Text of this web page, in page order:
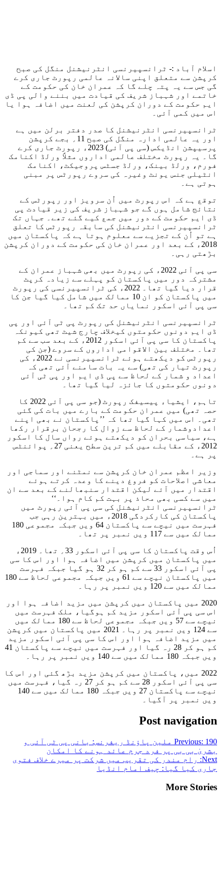
اسلام آباد :- ٹرانسپیرنسی انٹرنیشنل منگل کی صبح
کرپشن سے متعلق اپنی سالانہ عالمی رپورٹ جاری کرے
گی جس سے یہ پتہ چلے گا کہ عمران خان کی حکومت کے
خاتمے اور شہباز شریف کی قیادت میں بننے والی پی ڈی
ایم حکومت کے دوران کرپشن کی لعنت میں اضافہ ہوا یا
اس میں کمی آئی۔
ٹرانسپیرنسی انٹرنیشنل کا صدر دفتر برلن میں ہے
اور یہ عالمی ادارہ منگل کی صبح 11؍ بجے کرپشن
پرسیپشن انڈیکس (سی پی آئی) 2023ء رپورٹ جاری کرے
گا۔ یہ رپورٹ مختلف عالمی اداروں مثلاً ورلڈ اکنامک
فورم، ورلڈ بینک، ورلڈ جسٹس پروجیکٹ، اکنامک
انٹیلی جنس یونٹ وغیرہ کی سروے رپورٹس پر مبنی
ہوتی ہے۔
توقع ہے کہ اس رپورٹ میں اُن سرویز اور رپورٹس کے
نتائج شامل ہوں گے جو شہباز شریف کی زیر قیادت پی
ڈی ایم حکومت کے دور میں جمع کیے گئے تھے۔ جہاں تک
ٹرانسپیرنسی انٹرنیشنل کی سابقہ رپورٹس کا تعلق
ہے تو اُن کے تجزیے سے معلوم ہوتا ہے کہ پاکستان میں
2018ء کے بعد اور عمران خان کی حکومت کے دوران کرپشن
بڑھتی رہی۔
سی پی آئی 2022ء کی رپورٹ میں بھی شہباز عمران کے
مشترکہ دور میں پاکستان کو پہلے سے زیادہ کرپٹ
قرار دیا گیا تھا۔ 2022ء کی ٹرانسپیرنسی کی رپورٹ
میں پاکستان کو ان 10 ممالک میں شامل کیا گیا جن کا
سی پی آئی اسکور نمایاں حد تک کم تھا۔
ٹرانسپیرنسی انٹرنیشنل کی رپورٹ پی ٹی آئی اور پی
ڈی ایم دونوں حکومتوں کیخلاف چارج شیٹ تھی کیونکہ
پاکستان کا سی پی آئی اسکور 2012ء کے بعد سب سے کم
تھا۔ مختلف بین الاقوامی اداروں کے سروے (جن کی
رپورٹس کو دیکھتے ہوئے ٹرانسپیرنسی نے 2022ء کی
رپورٹ تیار کی تھی) سے یہ بات سامنے آئی تھی کہ
اعداد و شمار کے لحاظ سے پی ڈی ایم اور پی ٹی آئی
دونوں حکومتوں کا جائزہ لیا گیا تھا۔
تاہم، ایشیاء پیسیفک رپورٹ (جو سی پی آئی 2022 کا
حصہ تھی) میں عمران حکومت کے بارے میں بات کی گئی
تھی۔ اس میں کہا گیا تھا کہ ’’پاکستان نے بھی اپنے
اعدادوشمار کے لحاظ سے زوال کا رجحان برقرار رکھا
ہے، سیاسی بحران کو دیکھتے ہوئے رواں سال کا اسکور
2012ء کے مقابلے میں کم ترین سطح یعنی 27؍ پوائنٹس
پر ہے۔
وزیر اعظم عمران خان کرپشن سے نمٹنے اور سماجی اور
معاشی اصلاحات کو فروغ دینے کا وعدہ کرتے ہوئے
اقتدار میں آئے لیکن اقتدار سنبھالنے کے بعد سے ان
میں سے کسی بھی محاذ پر بہت کم کام ہوا۔‘‘
ٹرانسپیرنسی انٹرنیشنل کی سی پی آئی رپورٹ میں
پاکستان کی کارکردگی 2018ء میں بہترین رہی جب
فہرست میں نیچے سے پاکستان 64 ویں جبکہ مجموعی 180
ممالک میں سے 117 ویں نمبر پر تھا۔
اُس وقت پاکستان کا سی پی آئی اسکور 33؍ تھا۔ 2019ء
میں پاکستان میں کرپشن میں اضافہ ہوا اور اس کا سی
پی آئی اسکور 33 سے کم ہو کر 32 ہو گیا جبکہ فہرست
میں پاکستان نیچے سے 61 ویں جبکہ مجموعی لحاظ سے 180
ممالک میں سے 120 ویں نمبر پر رہا۔
2020 میں پاکستان میں کرپشن میں مزید اضافہ ہوا اور
اس سی پی آئی اسکور مزید کم ہوگیا، ملک فہرست میں
نیچے سے 57 ویں جبکہ مجموعی لحاظ سے 180 ممالک میں
سے 124 ویں نمبر پر رہا۔ 2021 میں پاکستان میں کرپشن
میں مزید اضافہ ہوا اور اس کا سی پی آئی اسکور مزید
کم ہو کر 28 رہ گیا اور فہرست میں نیچے سے پاکستان 41
ویں جبکہ 180 ممالک میں سے 140 ویں نمبر پر رہا۔
2022 میں، پاکستان میں کرپشن مزید بڑھ گئی اور اس کا
سی پی آئی اسکور 28 سے کم ہو کر 27 رہ گیا، فہرست میں
نیچے سے پاکستان 27 ویں جبکہ 180 ممالک میں سے 140
ویں نمبر پر آگیا۔
Post navigation
Previous: 190 ملین پاؤنڈ ریفرنس: بانی پی ٹی آئی و
بشریٰ بی بی پر فرد جرم عائد ہونے کا امکان
Next:
رام مندر کی تقریب میں شرکت پر میرے خلاف فتوی
جاری کیا گیا: چیف امام انڈیا
More Stories